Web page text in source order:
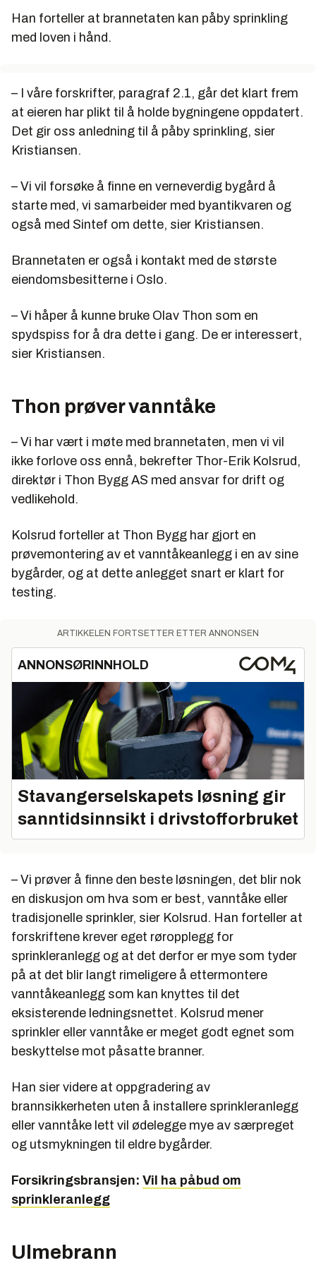
og dette er tilstrekkelig til at strømmangel ikke
regnes som et problem for vanntåkeanlegg.
Han forteller at brannetaten kan påby sprinkling
med loven i hånd.
– I våre forskrifter, paragraf 2.1, går det klart frem
at eieren har plikt til å holde bygningene oppdatert.
Det gir oss anledning til å påby sprinkling, sier
Kristiansen.
– Vi vil forsøke å finne en verneverdig bygård å
starte med, vi samarbeider med byantikvaren og
også med Sintef om dette, sier Kristiansen.
Brannetaten er også i kontakt med de største
eiendomsbesitterne i Oslo.
– Vi håper å kunne bruke Olav Thon som en
spydspiss for å dra dette i gang. De er interessert,
sier Kristiansen.
Thon prøver vanntåke
– Vi har vært i møte med brannetaten, men vi vil
ikke forlove oss ennå, bekrefter Thor-Erik Kolsrud,
direktør i Thon Bygg AS med ansvar for drift og
vedlikehold.
Kolsrud forteller at Thon Bygg har gjort en
prøvemontering av et vanntåkeanlegg i en av sine
bygårder, og at dette anlegget snart er klart for
testing.
ARTIKKELEN FORTSETTER ETTER ANNONSEN
ANNONSØRINNHOLD
Stavangerselskapets løsning gir
sanntidsinnsikt i drivstofforbruket
– Vi prøver å finne den beste løsningen, det blir nok
en diskusjon om hva som er best, vanntåke eller
tradisjonelle sprinkler, sier Kolsrud. Han forteller at
forskriftene krever eget røropplegg for
sprinkleranlegg og at det derfor er mye som tyder
på at det blir langt rimeligere å ettermontere
vanntåkeanlegg som kan knyttes til det
eksisterende ledningsnettet. Kolsrud mener
sprinkler eller vanntåke er meget godt egnet som
beskyttelse mot påsatte branner.
Han sier videre at oppgradering av
brannsikkerheten uten å installere sprinkleranlegg
eller vanntåke lett vil ødelegge mye av særpreget
og utsmykningen til eldre bygårder.
Forsikringsbransjen: Vil ha påbud om
sprinkleranlegg
Ulmebrann